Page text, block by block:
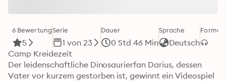
6 Bewertung
5
Serie
1 von 23
Dauer
0 Std 46 Min
Sprache
Deutsch
Format
Camp Kreidezeit
Der leidenschaftliche Dinosaurierfan Darius, dessen
Vater vor kurzem gestorben ist, gewinnt ein Videospiel